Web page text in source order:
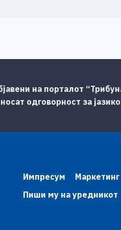
на порталот
одговорност за
Импресум
Маркетинг
Пиши му на уредникот